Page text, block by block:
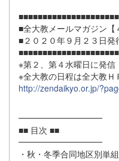
■全大教メールマガジン
■２０２０年９月２３日
※第２、第４水曜日に発信
※全大教の日程は全大教
http://zendaikyo.or.jp/
━━━━━━━━━━
■■ 目次 ■■
━━━━━━━━━━
・秋・冬季合同地区別単